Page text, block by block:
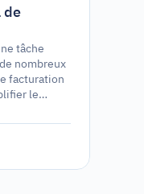
de
tâche
nombreux
facturation
le